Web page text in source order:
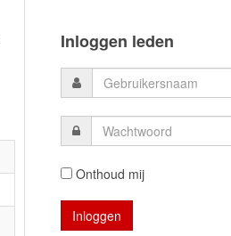
Inloggen leden
Onthoud mij